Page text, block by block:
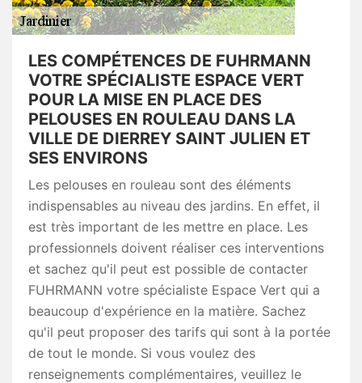
LES COMPÉTENCES DE FUHRMANN
VOTRE SPÉCIALISTE ESPACE VERT
POUR LA MISE EN PLACE DES
PELOUSES EN ROULEAU DANS LA
VILLE DE DIERREY SAINT JULIEN ET
SES ENVIRONS
Les pelouses en rouleau sont des éléments
indispensables au niveau des jardins. En effet, il
est très important de les mettre en place. Les
professionnels doivent réaliser ces interventions
et sachez qu'il peut est possible de contacter
FUHRMANN votre spécialiste Espace Vert qui a
beaucoup d'expérience en la matière. Sachez
qu'il peut proposer des tarifs qui sont à la portée
de tout le monde. Si vous voulez des
renseignements complémentaires, veuillez le